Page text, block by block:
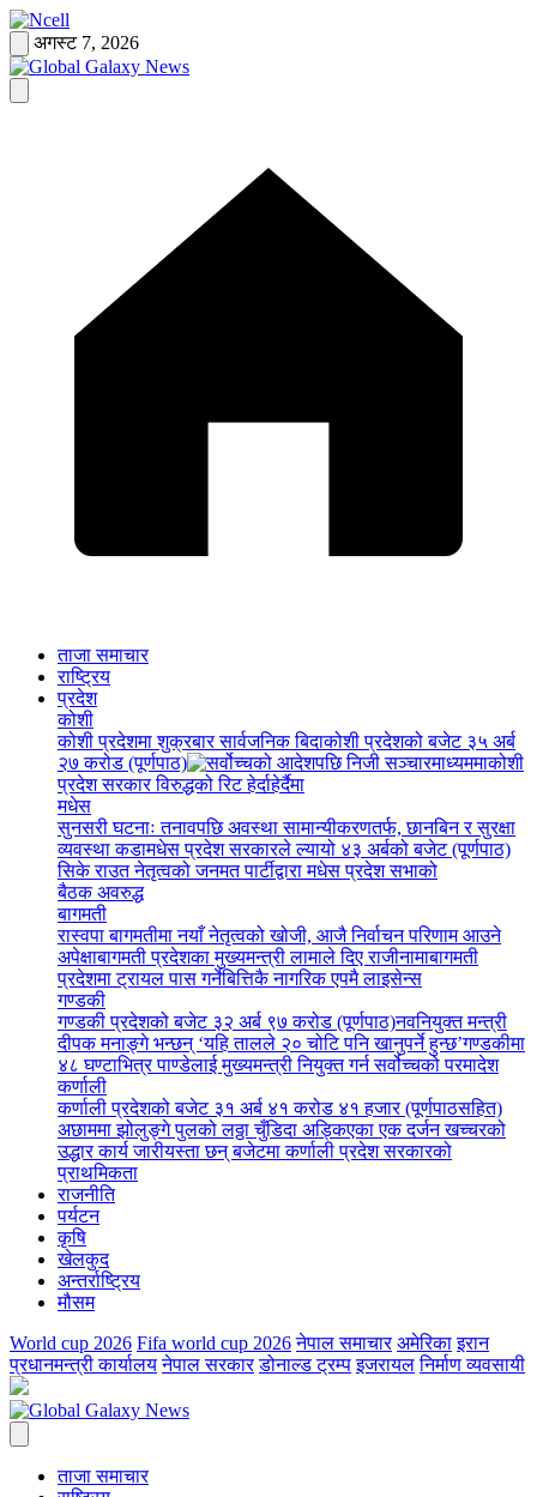
Skip
to
content
अगस्ट 7, 2026
ताजा समाचार
राष्ट्रिय
प्रदेश
कोशी
कोशी प्रदेशमा शुक्रबार सार्वजनिक बिदाकोशी प्रदेशको बजेट ३५ अर्ब
२७ करोड (पूर्णपाठ)
कोशी
प्रदेश सरकार विरुद्धको रिट हेर्दाहेर्दैमा
मधेस
सुनसरी घटनाः तनावपछि अवस्था सामान्यीकरणतर्फ, छानबिन र सुरक्षा
व्यवस्था कडामधेस प्रदेश सरकारले ल्यायो ४३ अर्बको बजेट (पूर्णपाठ)
सिके राउत नेतृत्वको जनमत पार्टीद्वारा मधेस प्रदेश सभाको
बैठक अवरुद्ध
बागमती
रास्वपा बागमतीमा नयाँ नेतृत्वको खोजी, आजै निर्वाचन परिणाम आउने
अपेक्षाबागमती प्रदेशका मुख्यमन्त्री लामाले दिए राजीनामाबागमती
प्रदेशमा ट्रायल पास गर्नेबित्तिकै नागरिक एपमै लाइसेन्स
गण्डकी
गण्डकी प्रदेशको बजेट ३२ अर्ब ९७ करोड (पूर्णपाठ)नवनियुक्त मन्त्री
दीपक मनाङ्गे भन्छन् ‘यहि तालले २० चोटि पनि खानुपर्ने हुन्छ’गण्डकीमा
४८ घण्टाभित्र पाण्डेलाई मुख्यमन्त्री नियुक्त गर्न सर्वोच्चको परमादेश
कर्णाली
कर्णाली प्रदेशको बजेट ३१ अर्ब ४१ करोड ४१ हजार (पूर्णपाठसहित)
अछाममा झोलुङ्गे पुलको लठ्ठा चुँडिदा अड्किएका एक दर्जन खच्चरको
उद्धार कार्य जारीयस्ता छन् बजेटमा कर्णाली प्रदेश सरकारको
प्राथमिकता
राजनीति
पर्यटन
कृषि
खेलकुद
अन्तर्राष्ट्रिय
मौसम
World cup 2026 Fifa world cup 2026 नेपाल समाचार अमेरिका इरान
प्रधानमन्त्री कार्यालय नेपाल सरकार डोनाल्ड ट्रम्प इजरायल निर्माण व्यवसायी
ताजा समाचार